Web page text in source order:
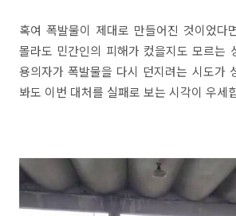
혹여 폭발물이 제대로 만들어진 것이었다
몰라도 민간인의 피해가 컸을지도 모르는
용의자가 폭발물을 다시 던지려는 시도가
봐도 이번 대처를 실패로 보는 시각이 우세